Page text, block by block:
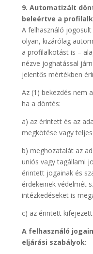
9. Automatizált
beleértve a
A felhasználó
olyan, kizárólag
a profilalkotást is –
nézve joghatással
jelentős mértékben
Az (1) bekezdés nem
ha a döntés:
a) az érintett és az
megkötése vagy
b) meghozatalát az
uniós vagy tagállami
érintett jogainak és
érdekeinek védelmét
intézkedéseket is
c) az érintett
A felhasználó
eljárási szabályok: